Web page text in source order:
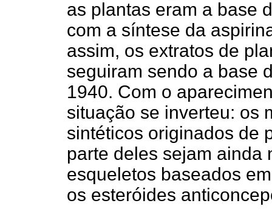
as plantas eram a base
com a síntese da
assim, os extratos de
seguiram sendo a base
1940. Com o
situação se inverteu: os
sintéticos originados de
parte deles sejam ainda
esqueletos baseados
os esteróides